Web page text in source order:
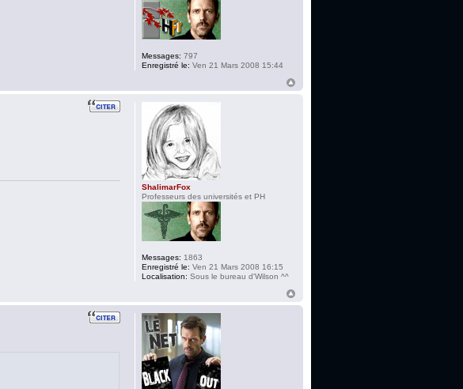
Messages: 797
Enregistré le: Ven 21 Mars 2008 15:44
ShalimarFox
Professeurs des universités et PH
Messages: 1863
Enregistré le: Ven 21 Mars 2008 16:15
Localisation: Sous le bureau d'Wilson ^^